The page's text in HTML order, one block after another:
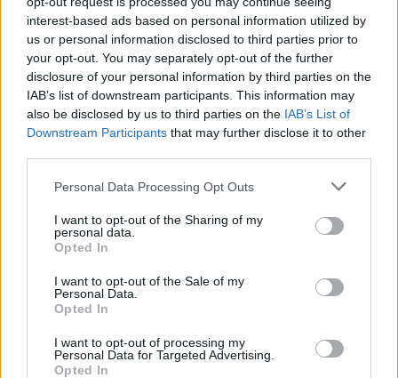
interest-based ads based on personal information utilized by
us or personal information disclosed to third parties prior to
your opt-out. You may separately opt-out of the further
disclosure of your personal information by third parties on the
IAB’s list of downstream participants. This information may
also be disclosed by us to third parties on the IAB’s List of
Downstream Participants that may further disclose it to other
Personal Data Processing Opt Outs
I want to opt-out of the Sharing of my
personal data.
Opted In
I want to opt-out of the Sale of my
Personal Data.
Opted In
I want to opt-out of processing my
Personal Data for Targeted Advertising.
Opted In
Megvillantották a kínai ZEEKR legolcsóbb
elektromos SUV-ját
e-cars.hu - 2023-02-05 5 hozzászólás
A ZEKKR egyszerűen „luxus, sokoldalú SUV” modellként jellemzi az
Legolvasottabb cikkek
Kína szigorú határt szabott: legfeljebb 5%
2026-08-05